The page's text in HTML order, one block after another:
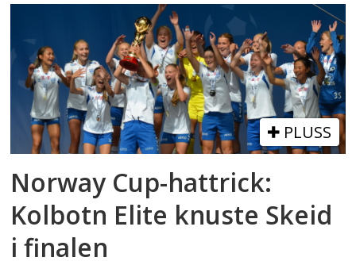
PLUSS
Norway Cup-hattrick:
Kolbotn Elite knuste Skeid
i finalen